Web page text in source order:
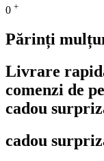
0 +
Părinți
Livrare
comenzi de
cadou
cadou